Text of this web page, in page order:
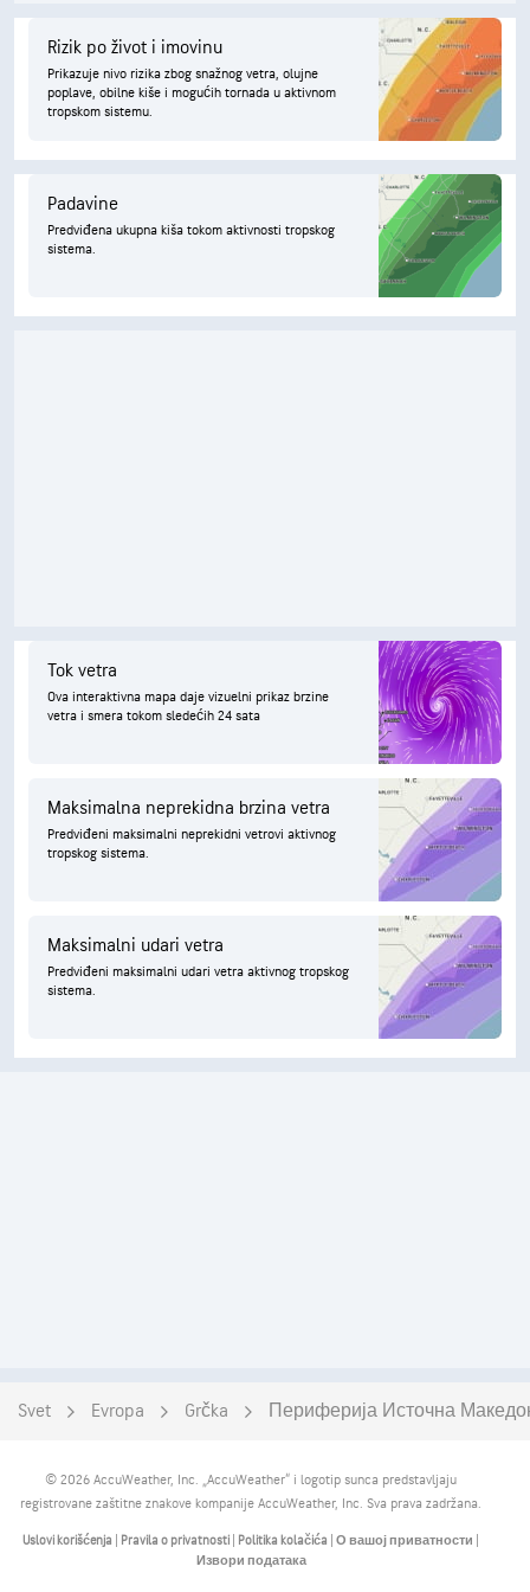
Rizik po život i imovinu
Prikazuje nivo rizika zbog snažnog vetra, olujne
poplave, obilne kiše i mogućih tornada u aktivnom
tropskom sistemu.
Padavine
Predviđena ukupna kiša tokom aktivnosti tropskog
sistema.
Tok vetra
Ova interaktivna mapa daje vizuelni prikaz brzine
vetra i smera tokom sledećih 24 sata
Maksimalna neprekidna brzina vetra
Predviđeni maksimalni neprekidni vetrovi aktivnog
tropskog sistema.
Maksimalni udari vetra
Predviđeni maksimalni udari vetra aktivnog tropskog
sistema.
Svet Evropa Grčka Периферија Источна
© 2026 AccuWeather, Inc. „AccuWeather“ i logotip sunca predstavljaju
registrovane zaštitne znakove kompanije AccuWeather, Inc. Sva prava zadržana.
Uslovi korišćenja Pravila o privatnosti Politika kolačića О вашој приватности
Извори података